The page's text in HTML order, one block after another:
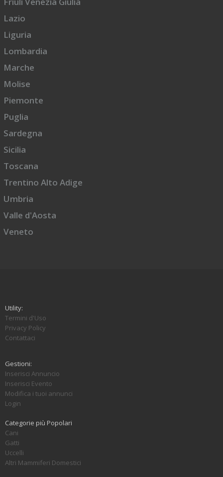
Lazio
Liguria
Lombardia
Marche
Molise
Piemonte
Puglia
Sardegna
Sicilia
Toscana
Trentino Alto Adige
Umbria
Valle d'Aosta
Veneto
Utility:
Termini d'Uso
Privacy Policy
Contattaci
Gestioni:
Inserisci Annuncio
Inserisci Evento
Modifica i tuoi annunci
Login
Categorie più Popolari
Cani
Gatti
Uccelli
Altri Mammiferi Domestici